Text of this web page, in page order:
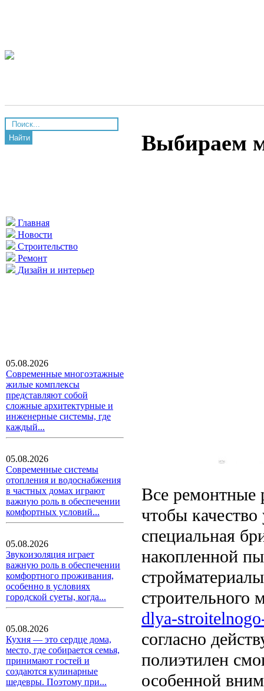
Найти
Главная
Новости
Строительство
Ремонт
Дизайн и интерьер
05.08.2026
Современные многоэтажные
жилые комплексы
представляют собой
сложные архитектурные и
инженерные системы, где
каждый...
05.08.2026
Современные системы
отопления и водоснабжения
в частных домах играют
важную роль в обеспечении
комфортных условий...
05.08.2026
Звукоизоляция играет
важную роль в обеспечении
комфортного проживания,
особенно в условиях
городской суеты, когда...
05.08.2026
Кухня — это сердце дома,
место, где собирается семья,
принимают гостей и
создаются кулинарные
шедевры. Поэтому при...
Выбираем
Все ремонтные
чтобы
специальная
накопленной
строительного
dlya-
согласно
полиэтилен
особенной